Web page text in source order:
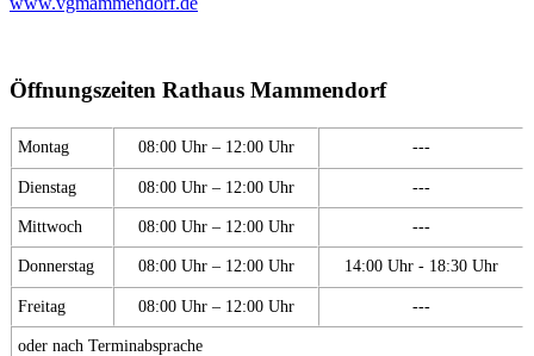
Öffnungszeiten Rathaus Mammendorf
Montag 08:00 Uhr – 12:00 Uhr ---
Dienstag 08:00 Uhr – 12:00 Uhr ---
Mittwoch 08:00 Uhr – 12:00 Uhr ---
Donnerstag 08:00 Uhr – 12:00 Uhr 14:00 Uhr - 18:30 Uhr
Freitag 08:00 Uhr – 12:00 Uhr ---
oder nach Terminabsprache